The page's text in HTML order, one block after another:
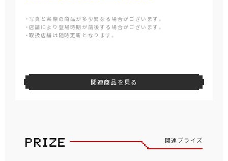
・写真と実際の商品が多少異なる場合がございます。
・店舗により登場時期が前後する場合がございます。
・取扱店舗は随時更新となります。
関連商品を見る
関連プライズ